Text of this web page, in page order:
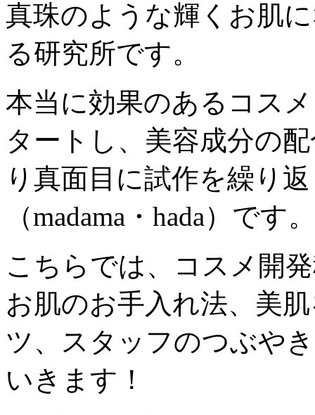
真珠のような輝くお肌
る研究所です。
本当に効果のあるコス
タートし、美容成分の
り真面目に試作を繰り
（madama・hada）です。
こちらでは、コスメ開
お肌のお手入れ法、美
ツ、スタッフのつぶや
いきます！